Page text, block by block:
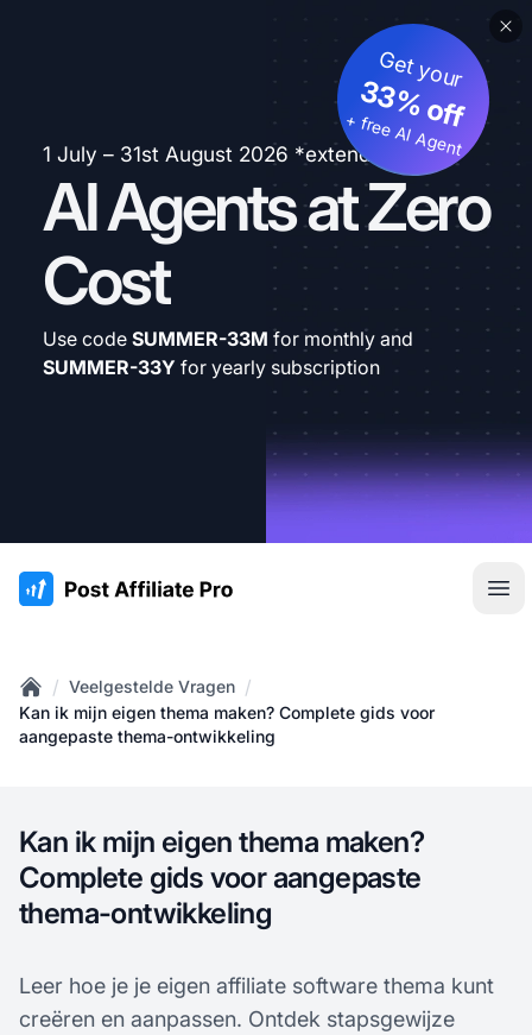
1 July – 31st August 2026 *extended
AI Agents at Zero
Cost
Get your
33% off
+ free AI Agent
Use code SUMMER-33M for monthly and
SUMMER-33Y for yearly subscription
:site.title
Home
/ Veelgestelde Vragen /
Kan ik mijn eigen thema maken? Complete gids voor
aangepaste thema-ontwikkeling
Kan ik mijn eigen thema maken?
Complete gids voor aangepaste
thema-ontwikkeling
Leer hoe je je eigen affiliate software thema kunt
creëren en aanpassen. Ontdek stapsgewijze